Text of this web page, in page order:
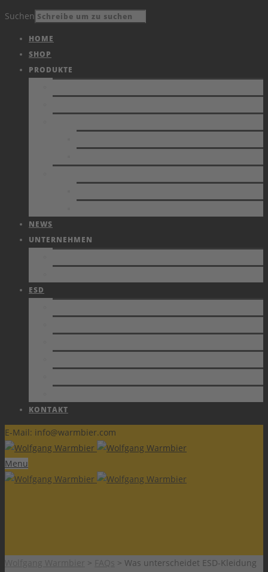
Suchen
HOME
SHOP
PRODUKTE
NEWS
UNTERNEHMEN
ESD
KONTAKT
E-Mail: info@warmbier.com
Menu
> > Was unterscheidet ESD-Kleidung